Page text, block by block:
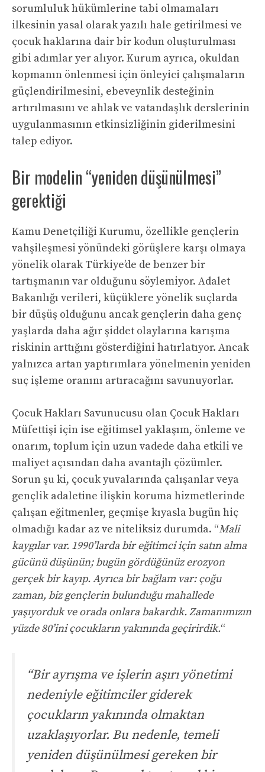
sorumluluk hükümlerine tabi olmamaları
ilkesinin yasal olarak yazılı hale getirilmesi ve
çocuk haklarına dair bir kodun oluşturulması
gibi adımlar yer alıyor. Kurum ayrıca, okuldan
kopmanın önlenmesi için önleyici çalışmaların
güçlendirilmesini, ebeveynlik desteğinin
artırılmasını ve ahlak ve vatandaşlık derslerinin
uygulanmasının etkinsizliğinin giderilmesini
talep ediyor.
Bir modelin “yeniden düşünülmesi”
gerektiği
Kamu Denetçiliği Kurumu, özellikle gençlerin
vahşileşmesi yönündeki görüşlere karşı olmaya
yönelik olarak Türkiye’de de benzer bir
tartışmanın var olduğunu söylemiyor. Adalet
Bakanlığı verileri, küçüklere yönelik suçlarda
bir düşüş olduğunu ancak gençlerin daha genç
yaşlarda daha ağır şiddet olaylarına karışma
riskinin arttığını gösterdiğini hatırlatıyor. Ancak
yalnızca artan yaptırımlara yönelmenin yeniden
suç işleme oranını artıracağını savunuyorlar.
Çocuk Hakları Savunucusu olan Çocuk Hakları
Müfettişi için ise eğitimsel yaklaşım, önleme ve
onarım, toplum için uzun vadede daha etkili ve
maliyet açısından daha avantajlı çözümler.
Sorun şu ki, çocuk yuvalarında çalışanlar veya
gençlik adaletine ilişkin koruma hizmetlerinde
çalışan eğitmenler, geçmişe kıyasla bugün hiç
olmadığı kadar az ve niteliksiz durumda. “Mali
kaygılar var. 1990’larda bir eğitimci için satın alma
gücünü düşünün; bugün gördüğünüz erozyon
gerçek bir kayıp. Ayrıca bir bağlam var: çoğu
zaman, biz gençlerin bulunduğu mahallede
yaşıyorduk ve orada onlara bakardık. Zamanımızın
yüzde 80’ini çocukların yakınında geçirirdik.“
“Bir ayrışma ve işlerin aşırı yönetimi
nedeniyle eğitimciler giderek
çocukların yakınında olmaktan
uzaklaşıyorlar. Bu nedenle, temeli
yeniden düşünülmesi gereken bir